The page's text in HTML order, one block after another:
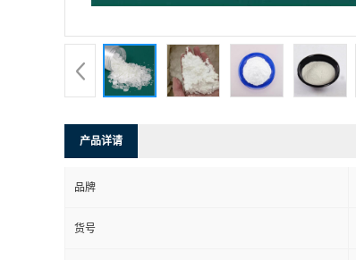
产品详请
品牌
货号